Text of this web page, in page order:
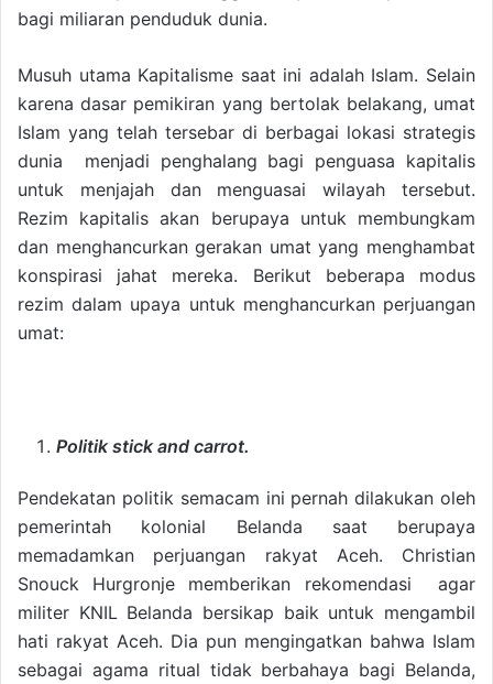
bagi miliaran penduduk dunia.
Musuh utama Kapitalisme saat ini adalah Islam. Selain
karena dasar pemikiran yang bertolak belakang, umat
Islam yang telah tersebar di berbagai lokasi strategis
dunia menjadi penghalang bagi penguasa kapitalis
untuk menjajah dan menguasai wilayah tersebut.
Rezim kapitalis akan berupaya untuk membungkam
dan menghancurkan gerakan umat yang menghambat
konspirasi jahat mereka. Berikut beberapa modus
rezim dalam upaya untuk menghancurkan perjuangan
umat:
Politik stick and carrot.
Pendekatan politik semacam ini pernah dilakukan oleh
pemerintah kolonial Belanda saat berupaya
memadamkan perjuangan rakyat Aceh. Christian
Snouck Hurgronje memberikan rekomendasi agar
militer KNIL Belanda bersikap baik untuk mengambil
hati rakyat Aceh. Dia pun mengingatkan bahwa Islam
sebagai agama ritual tidak berbahaya bagi Belanda,